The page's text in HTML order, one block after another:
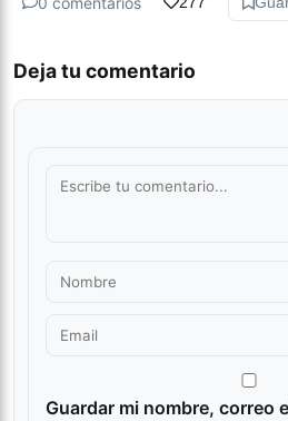
Deja tu comentario
Guardar mi nombre, correo